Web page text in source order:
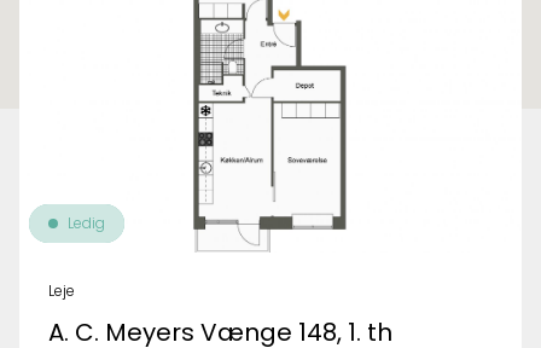
Ledig
Leje
A. C. Meyers Vænge 148, 1. th